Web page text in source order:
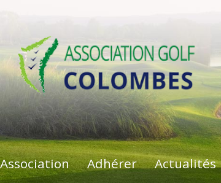
Adhérer Actualités